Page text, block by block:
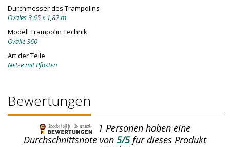
Durchmesser des Trampolins
Ovales 3,65 x 1,82 m
Modell Trampolin Technik
Ovalie 360
Art der Teile
Netze mit Pfosten
Bewertungen
1 Personen haben eine
Durchschnittsnote von 5/5für dieses Produkt